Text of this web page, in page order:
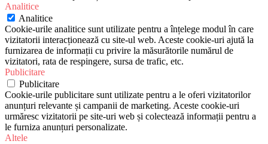
Analitice
Analitice
Cookie-urile analitice sunt utilizate pentru a înțelege modul în care
vizitatorii interacționează cu site-ul web. Aceste cookie-uri ajută la
furnizarea de informații cu privire la măsurătorile numărul de
vizitatori, rata de respingere, sursa de trafic, etc.
Publicitare
Publicitare
Cookie-urile publicitare sunt utilizate pentru a le oferi vizitatorilor
anunțuri relevante și campanii de marketing. Aceste cookie-uri
urmăresc vizitatorii pe site-uri web și colectează informații pentru a
le furniza anunțuri personalizate.
Altele